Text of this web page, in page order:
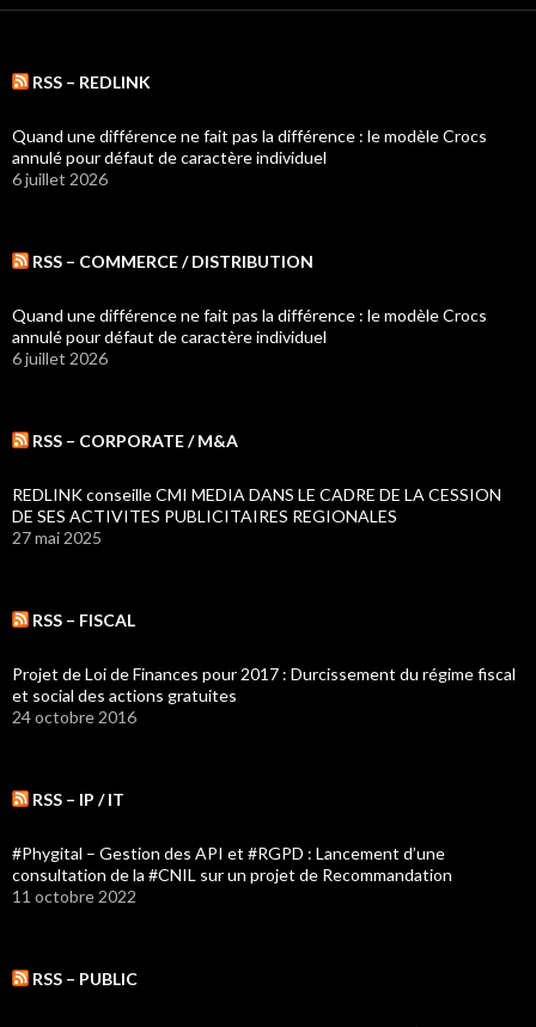
RSS – REDLINK
Quand une différence ne fait pas la différence : le modèle Crocs
annulé pour défaut de caractère individuel
6 juillet 2026
RSS – COMMERCE / DISTRIBUTION
Quand une différence ne fait pas la différence : le modèle Crocs
annulé pour défaut de caractère individuel
6 juillet 2026
RSS – CORPORATE / M&A
REDLINK conseille CMI MEDIA DANS LE CADRE DE LA CESSION
DE SES ACTIVITES PUBLICITAIRES REGIONALES
27 mai 2025
RSS – FISCAL
Projet de Loi de Finances pour 2017 : Durcissement du régime fiscal
et social des actions gratuites
24 octobre 2016
RSS – IP / IT
#Phygital – Gestion des API et #RGPD : Lancement d’une
consultation de la #CNIL sur un projet de Recommandation
11 octobre 2022
RSS – PUBLIC